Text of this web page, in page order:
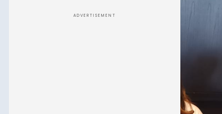
ADVERTISEMENT